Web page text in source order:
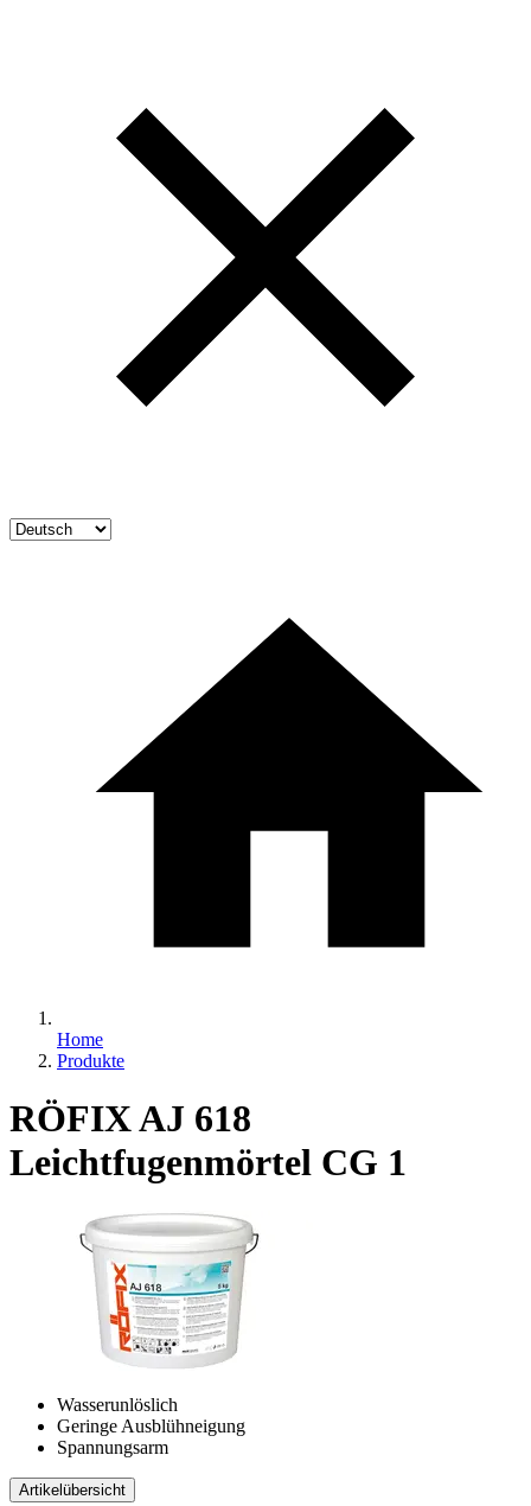
Home
Produkte
RÖFIX AJ 618
Leichtfugenmörtel CG 1
Wasserunlöslich
Geringe Ausblühneigung
Spannungsarm
Artikelübersicht